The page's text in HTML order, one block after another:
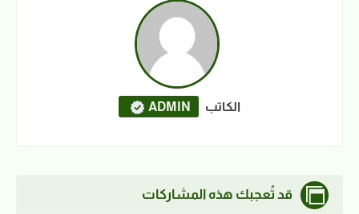
الكاتب ADMIN
قد تُعجبك هذه المشاركات